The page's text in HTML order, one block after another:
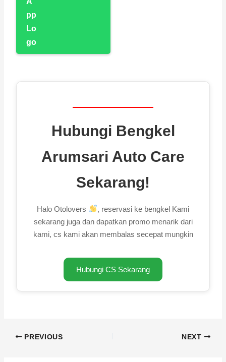
Hubungi Bengkel
Arumsari Auto Care
Sekarang!
Halo Otolovers
, reservasi ke bengkel Kami
sekarang juga dan dapatkan promo menarik dari
kami, cs kami akan membalas secepat mungkin
Hubungi CS Sekarang
PREVIOUS NEXT